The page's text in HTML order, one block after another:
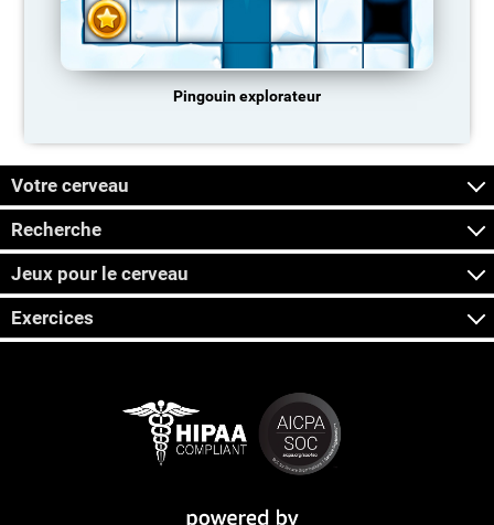
Pingouin explorateur
Votre cerveau
Recherche
Jeux pour le cerveau
Exercices